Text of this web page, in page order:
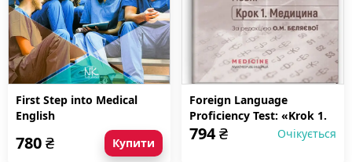
First Step into Medical
English
780₴ Купити
Foreign Language
Proficiency Test: «Krok 1.
Medicine»: manual
794₴ Очікується